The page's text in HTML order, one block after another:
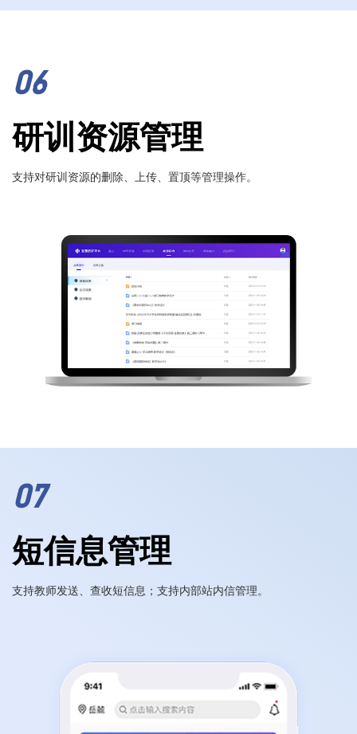
06
研训资源管理
支持对研训资源的删除、上传、置顶等管理操作。
07
短信息管理
支持教师发送、查收短信息；支持内部站内信管理。